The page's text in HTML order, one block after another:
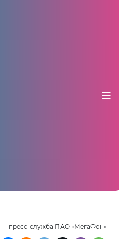
пресс-служба ПАО «МегаФон»